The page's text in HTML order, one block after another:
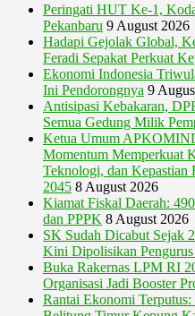
Peringati HUT Ke-1,
Pekanbaru 9 August 2026
Hadapi Gejolak Global,
Feradi Sepakat Perkuat
Ekonomi Indonesia
Ini Pendorongnya 9
Antisipasi Kebakaran,
Semua Gedung Milik
Ketua Umum
Momentum Memperkuat
Teknologi, dan Kepastian
2045 8 August 2026
Kiamat Fiskal Daerah:
dan PPPK 8 August 2026
SK Sudah Dicabut Sejak
Kini Dipolisikan Pengurus
Buka Rakernas LPM RI
Organisasi Jadi Booster
Rantai Ekonomi